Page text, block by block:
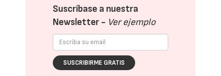
Suscríbase a nuestra
Newsletter - Ver ejemplo
SUSCRIBIRME GRATIS